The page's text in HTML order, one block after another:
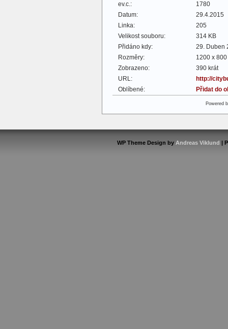
ev.c.:
1780
Datum:
29.4.2015
Linka:
205
Velikost souboru:
314 KB
Přidáno kdy:
29. Duben
Rozměry:
1200 x
Zobrazeno:
390 krát
URL:
http://
Oblíbené:
Přidat do
Powered
WP Theme Design by Andreas Viklund |